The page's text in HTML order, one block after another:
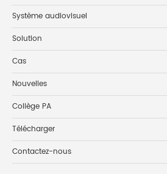
Système audiovisuel
Solution
Cas
Nouvelles
Collège PA
Télécharger
Contactez-nous